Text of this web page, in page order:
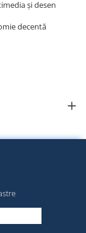
și desen
decentă